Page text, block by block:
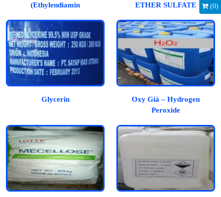
(0)
(Ethylendiamin
ETHER SULFATE
Glycerin
Oxy Già – Hydrogen
Peroxide